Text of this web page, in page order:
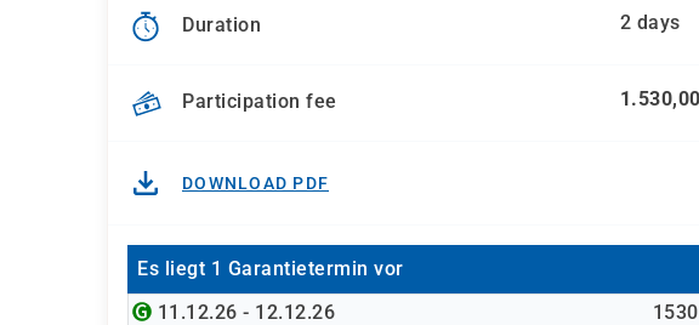
Duration 2 days
Participation fee 1.530,00
DOWNLOAD PDF
Es liegt 1 Garantietermin vor
11.12.26 - 12.12.26